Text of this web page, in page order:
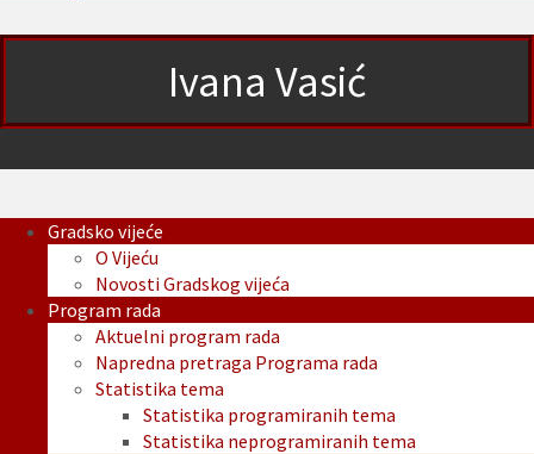
Ivana Vasić
Gradsko vijeće
O Vijeću
Novosti Gradskog vijeća
Program rada
Aktuelni program rada
Napredna pretraga Programa rada
Statistika tema
Statistika programiranih tema
Statistika neprogramiranih tema